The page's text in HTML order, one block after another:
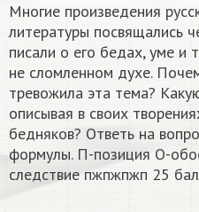
Многие произведения
литературы посвящались
писали о его бедах, уме и
не сломленном духе.
тревожила эта тема?
описывая в своих
бедняков? Ответь на
формулы. П-позиция О-
следствие пжпжпжп 25